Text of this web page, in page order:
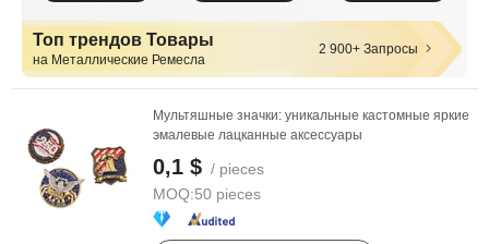
Топ трендов Товары
на Металлические Ремесла
2 900+ Запросы
Мультяшные значки: уникальные кастомные яркие
эмалевые лацканные аксессуары
0,1 $ / pieces
MOQ:50 pieces